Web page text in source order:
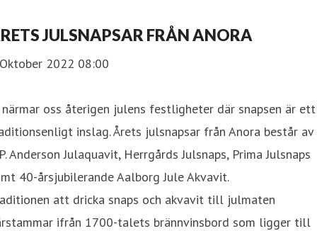
JULSNAPSAR FRÅN ANORA
2022 08:00
närmar oss återigen julens festligheter där snapsen är ett
inslag. Årets julsnapsar från Anora består av
Anderson Julaquavit, Herrgårds Julsnaps, Prima Julsnaps
40-årsjubilerande Aalborg Jule Akvavit.
att dricka snaps och akvavit till julmaten
ifrån 1700-talets brännvinsbord som ligger till